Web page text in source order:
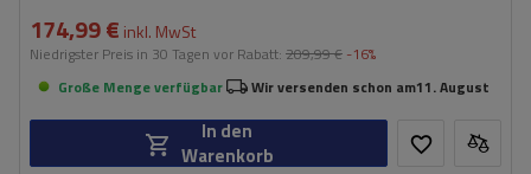
174,99 € inkl. MwSt
Niedrigster Preis in 30 Tagen vor Rabatt: 209,99 € -16%
Große Menge verfügbar
Wir versenden schon am11. August
In den
Warenkorb